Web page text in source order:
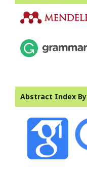
Abstract Index By